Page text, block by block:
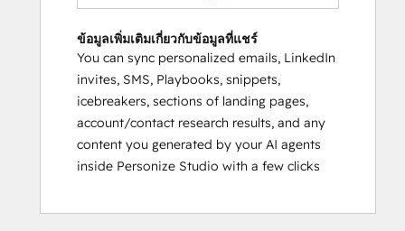
ข้อมูลเพิ่มเติมเกี่ยวกับข้อมูลที่แชร์
You can sync personalized emails, LinkedIn
invites, SMS, Playbooks, snippets,
icebreakers, sections of landing pages,
account/contact research results, and any
content you generated by your AI agents
inside Personize Studio with a few clicks